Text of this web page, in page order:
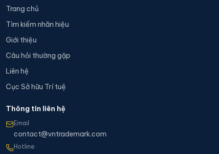
Trang chủ
Tìm kiếm nhãn hiệu
Giới thiệu
Câu hỏi thường gặp
Liên hệ
Cục Sở hữu Trí tuệ
Thông tin liên hệ
Email
contact@vntrademark.com
Hotline